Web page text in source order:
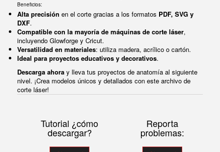
Beneficios:
Alta precisión en el corte gracias a los formatos PDF, SVG y
DXF.
Compatible con la mayoría de máquinas de corte láser,
incluyendo Glowforge y Cricut.
Versatilidad en materiales: utiliza madera, acrílico o cartón.
Ideal para proyectos educativos y decorativos.
Descarga ahora y lleva tus proyectos de anatomía al siguiente
nivel. ¡Crea modelos únicos y detallados con este archivo de
corte láser!
Tutorial ¿cómo
descargar?
Reporta
problemas: